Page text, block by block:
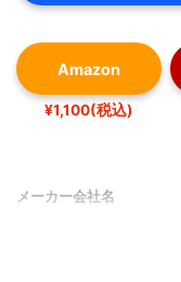
Amazon
¥1,100(税込)
メーカー会社名